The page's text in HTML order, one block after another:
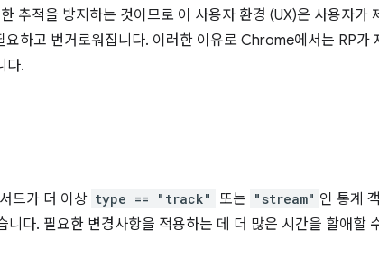
추적을 방지하는 것이므로 이 사용자 환경 (UX)은 사용자가
하고 번거로워집니다. 이러한 이유로 Chrome에서는 RP가
다.
드가 더 이상 type == "track" 또는 "stream" 인 통계
다. 필요한 변경사항을 적용하는 데 더 많은 시간을 할애할